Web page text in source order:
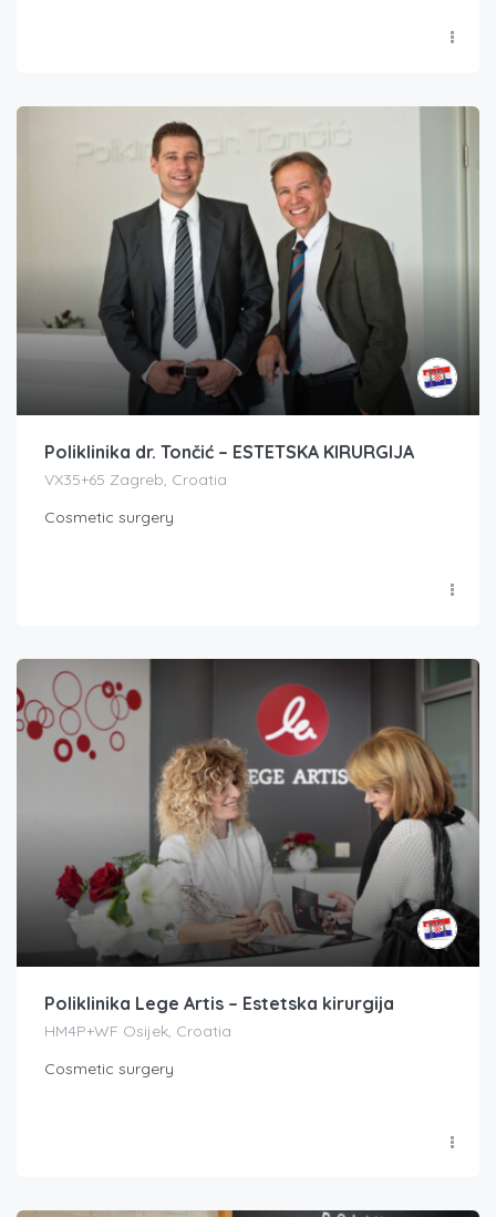
Poliklinika dr. Tončić – ESTETSKA KIRURGIJA
VX35+65 Zagreb, Croatia
Cosmetic surgery
Poliklinika Lege Artis – Estetska kirurgija
HM4P+WF Osijek, Croatia
Cosmetic surgery